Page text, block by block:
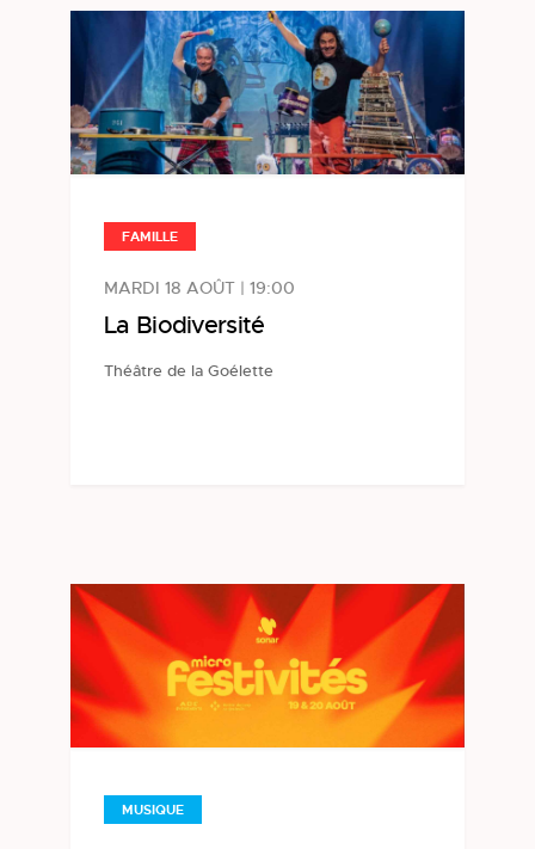
FAMILLE
MARDI 18 AOÛT | 19:00
La Biodiversité
Théâtre de la Goélette
MUSIQUE